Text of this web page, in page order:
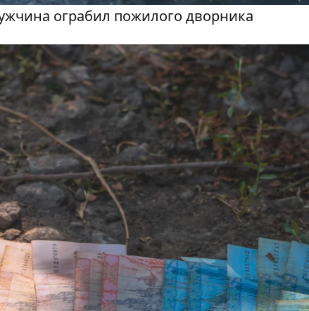
ограбил пожилого дворника